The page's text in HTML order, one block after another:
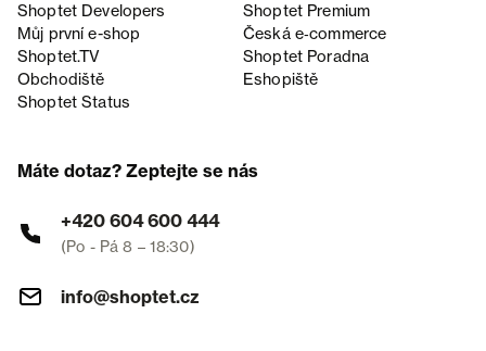
Shoptet Developers
Shoptet Premium
Můj první e-shop
Česká e‑commerce
Shoptet.TV
Shoptet Poradna
Obchodiště
Eshopiště
Shoptet Status
Máte dotaz? Zeptejte se nás
+420 604 600 444
(Po - Pá 8 – 18:30)
info@shoptet.cz